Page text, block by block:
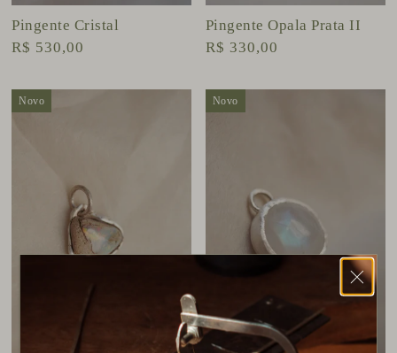
Pingente Cristal
R$ 530,00
Pingente Opala Prata II
R$ 330,00
Novo Novo